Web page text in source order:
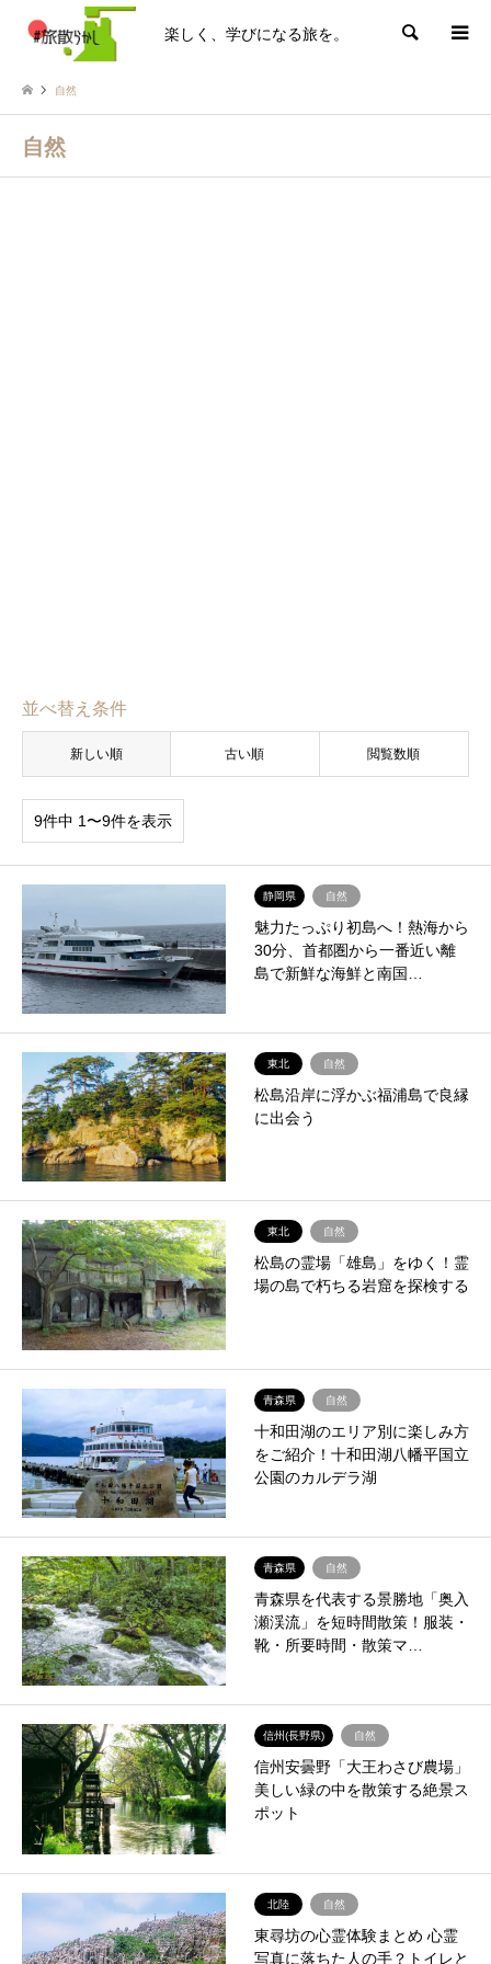
楽しく、学びになる旅を。 検索
自然
自然
並べ替え条件
新しい順 古い順 閲覧数順
9件中 1〜9件を表示
静岡県 自然
魅力たっぷり初島へ！熱海から
30分、首都圏から一番近い離
島で新鮮な海鮮と南国…
東北 自然
松島沿岸に浮かぶ福浦島で良縁
に出会う
東北 自然
松島の霊場「雄島」をゆく！霊
場の島で朽ちる岩窟を探検する
青森県 自然
十和田湖のエリア別に楽しみ方
をご紹介！十和田湖八幡平国立
公園のカルデラ湖
青森県 自然
青森県を代表する景勝地「奥入
瀬渓流」を短時間散策！服装・
靴・所要時間・散策マ…
信州(長野県) 自然
信州安曇野「大王わさび農場」
美しい緑の中を散策する絶景ス
ポット
北陸 自然
東尋坊の心霊体験まとめ 心霊
写真に落ちた人の手？トイレと